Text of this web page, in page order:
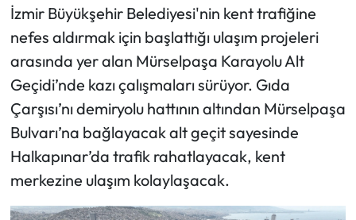
İzmir Büyükşehir Belediyesi'nin kent trafiğine
nefes aldırmak için başlattığı ulaşım projeleri
arasında yer alan Mürselpaşa Karayolu Alt
Geçidi’nde kazı çalışmaları sürüyor. Gıda
Çarşısı’nı demiryolu hattının altından Mürselpaşa
Bulvarı’na bağlayacak alt geçit sayesinde
Halkapınar’da trafik rahatlayacak, kent
merkezine ulaşım kolaylaşacak.